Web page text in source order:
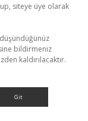
siteye üye olarak
bildirmeniz
kaldırılacaktır.